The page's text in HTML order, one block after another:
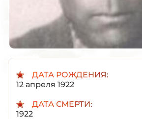
ДАТА РОЖДЕНИЯ:
12 апреля 1922
ДАТА СМЕРТИ:
1922